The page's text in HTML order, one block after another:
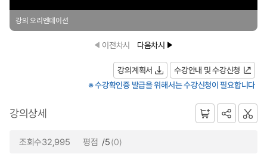
강의 오리엔테이션
이전차시 다음차시
강의계획서
수강안내 및 수강신청
※ 수강확인증 발급을 위해서는 수강신청이 필요합니다
강의상세
조회수32,995 평점 /5(0)